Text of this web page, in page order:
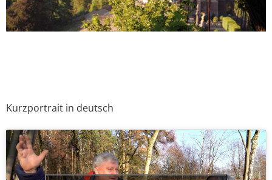
Kurzportrait in deutsch